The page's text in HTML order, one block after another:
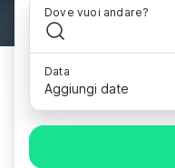
Dove vuoi andare?
Data
Aggiungi date